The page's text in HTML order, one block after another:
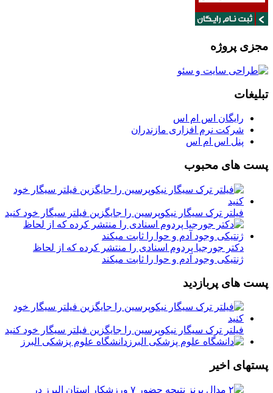
مجزی پروژه
تبلیغات
رایگان اس ام اس
شرکت نرم افزاری مازندران
پنل اس ام اس
پست های محبوب
فیلتر ترک سیگار نیکوپرسین را جایگزین فیلتر سیگار خود کنید
دکتر جورجیا پردوم اسنادی را منتشر کرده که از لحاظ
ژنتیکی وجود آدم و حوا را ثابت میکند
پست های پربازدید
فیلتر ترک سیگار نیکوپرسین را جایگزین فیلتر سیگار خود کنید
دانشگاه علوم پزشکی البرز
پستهای اخیر